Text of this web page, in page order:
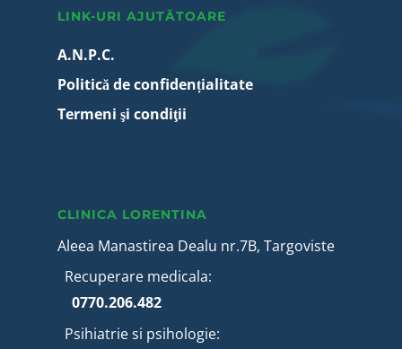
LINK-URI AJUTĂTOARE
A.N.P.C.
Politică de confidențialitate
Termeni şi condiţii
CLINICA LORENTINA
Aleea Manastirea Dealu nr.7B, Targoviste
Recuperare medicala:
0770.206.482
Psihiatrie si psihologie: